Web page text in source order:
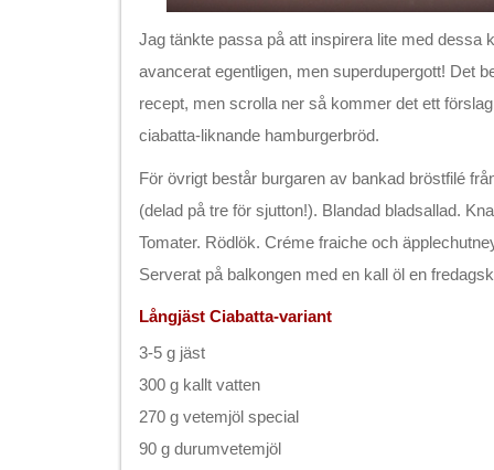
Jag tänkte passa på att inspirera lite med dessa
avancerat egentligen, men superdupergott! Det
recept, men scrolla ner så kommer det ett förslag
ciabatta-liknande hamburgerbröd.
För övrigt består burgaren av bankad bröstfilé
(delad på tre för sjutton!). Blandad bladsallad.
Tomater. Rödlök. Créme fraiche och
Serverat på balkongen med en kall öl en
Långjäst Ciabatta-variant
3-5 g jäst
300 g kallt vatten
270 g vetemjöl special
90 g durumvetemjöl